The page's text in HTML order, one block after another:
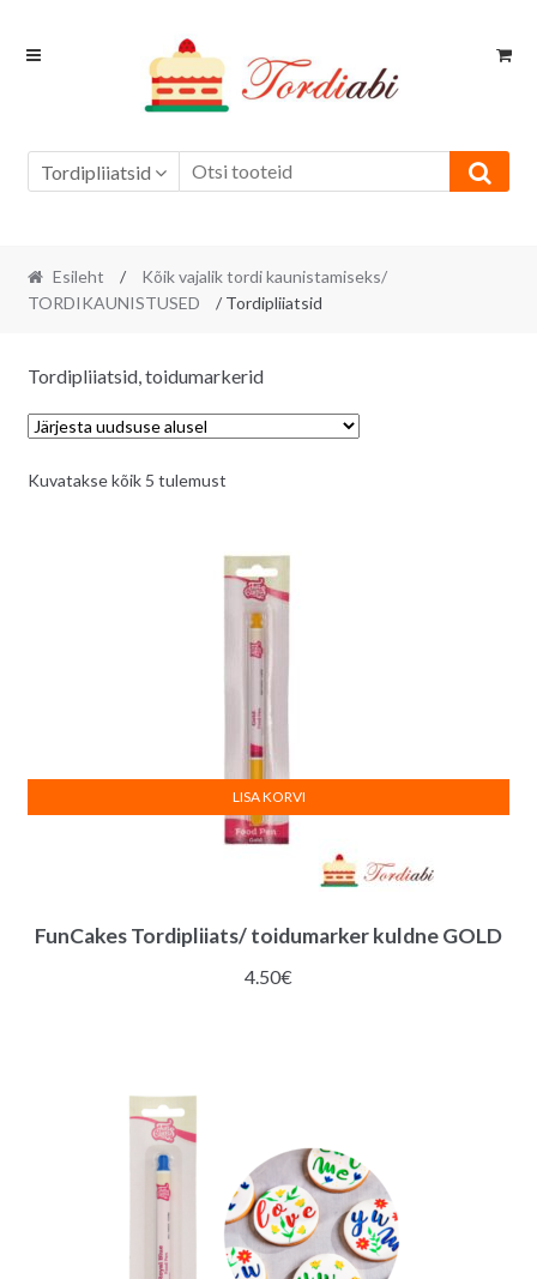
Skip
Skip
Tordipliiatsid
Esileht /
Kõik vajalik tordi kaunistamiseks/
TORDIKAUNISTUSED
/ Tordipliiatsid
Tordipliiatsid, toidumarkerid
Kuvatakse kõik 5 tulemustSorditud
FunCakes Tordipliiats/ toidumarker kuldne GOLD
4.50€
LISA KORVI